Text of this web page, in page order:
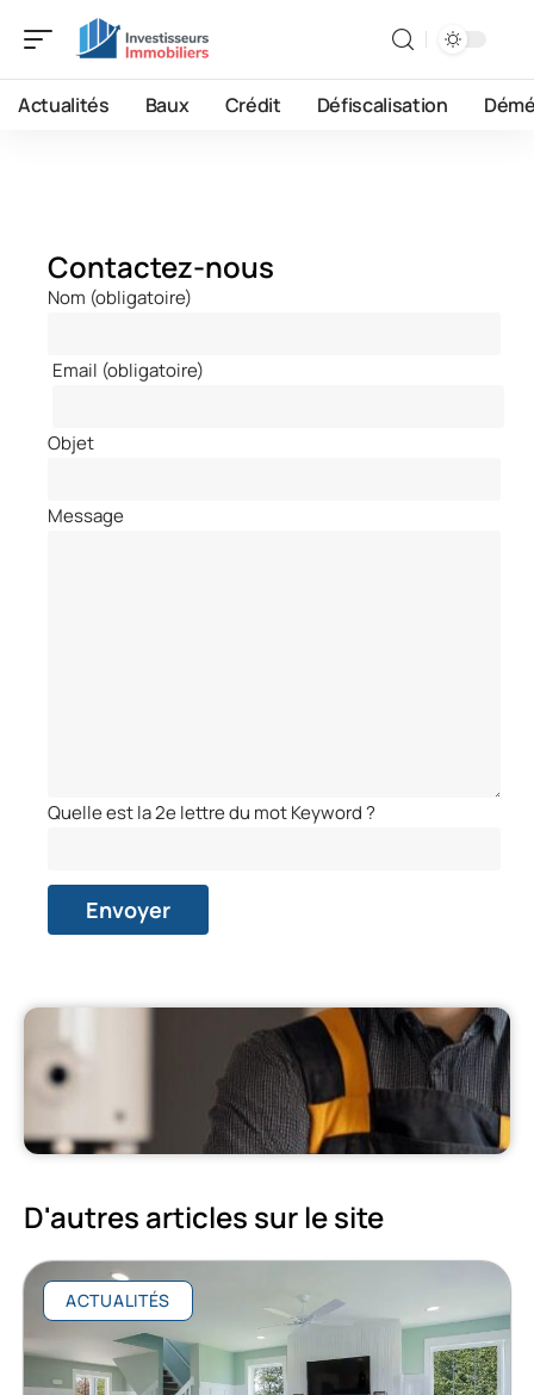
Actualités Baux Crédit Défiscalisation
Contactez-nous
Nom (obligatoire)
Email (obligatoire)
Objet
Message
Quelle est la 2e lettre du mot Keyword ?
D'autres articles sur le site
ACTUALITÉS